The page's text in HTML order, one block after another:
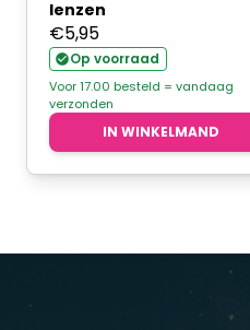
lenzen
€5,95
Op voorraad
Voor 17.00 besteld = vandaag
verzonden
IN WINKELMAND